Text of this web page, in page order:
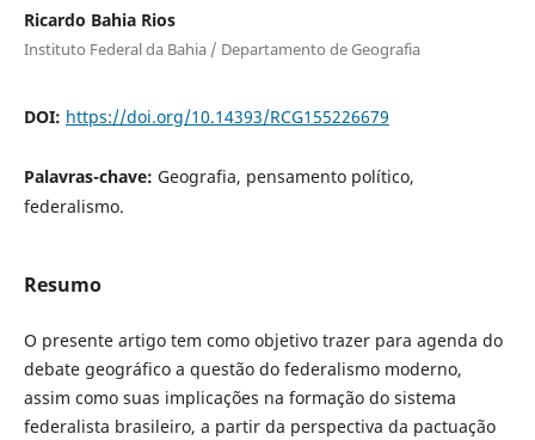
Ricardo Bahia Rios
Instituto Federal da Bahia / Departamento de Geografia
DOI: https://doi.org/10.14393/RCG155226679
Palavras-chave: Geografia, pensamento político,
federalismo.
Resumo
O presente artigo tem como objetivo trazer para agenda do
debate geográfico a questão do federalismo moderno,
assim como suas implicações na formação do sistema
federalista brasileiro, a partir da perspectiva da pactuação